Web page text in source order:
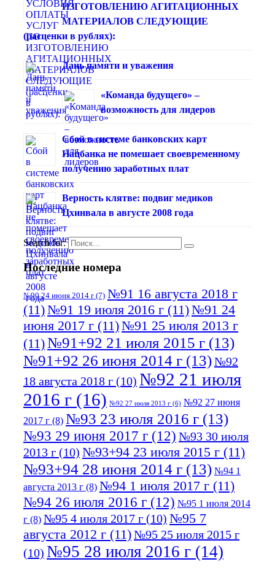
ИЗГОТОВЛЕНИЮ АГИТАЦИОННЫХ
МАТЕРИАЛОВ СЛЕДУЮЩИЕ
(расценки в рублях):
Дань памяти и уважения
«Команда будущего» –
возможность для лидеров
Сбой в системе банковских карт
Нацбанка не помешает своевременному
получению заработных плат
Верность клятве: подвиг медиков
Цхинвала в августе 2008 года
Search for:
Последние номера
№90 24 июня 2014 г (7) №91 16 августа 2018 г
(11)№91 19 июля 2016 г (11)№91 24
июня 2017 г (11)№91 25 июля 2013 г
(11)№91+92 21 июля 2015 г (13)
№91+92 26 июня 2014 г (13)№92
18 августа 2018 г (10) №92 21 июля
2016 г (16) №92 27 июля 2013 г (6) №92 27 июня
2017 г (8) №93 23 июля 2016 г (13)
№93 29 июня 2017 г (12) №93 30 июля
2013 г (10) №93+94 23 июля 2015 г (11)
№93+94 28 июня 2014 г (13) №94 1
августа 2013 г (8) №94 1 июля 2017 г (11)
№94 26 июля 2016 г (12) №95 1 июля 2014
г (8) №95 4 июля 2017 г (10) №95 7
августа 2012 г (11)№95 25 июля 2015 г
(10) №95 28 июля 2016 г (14)